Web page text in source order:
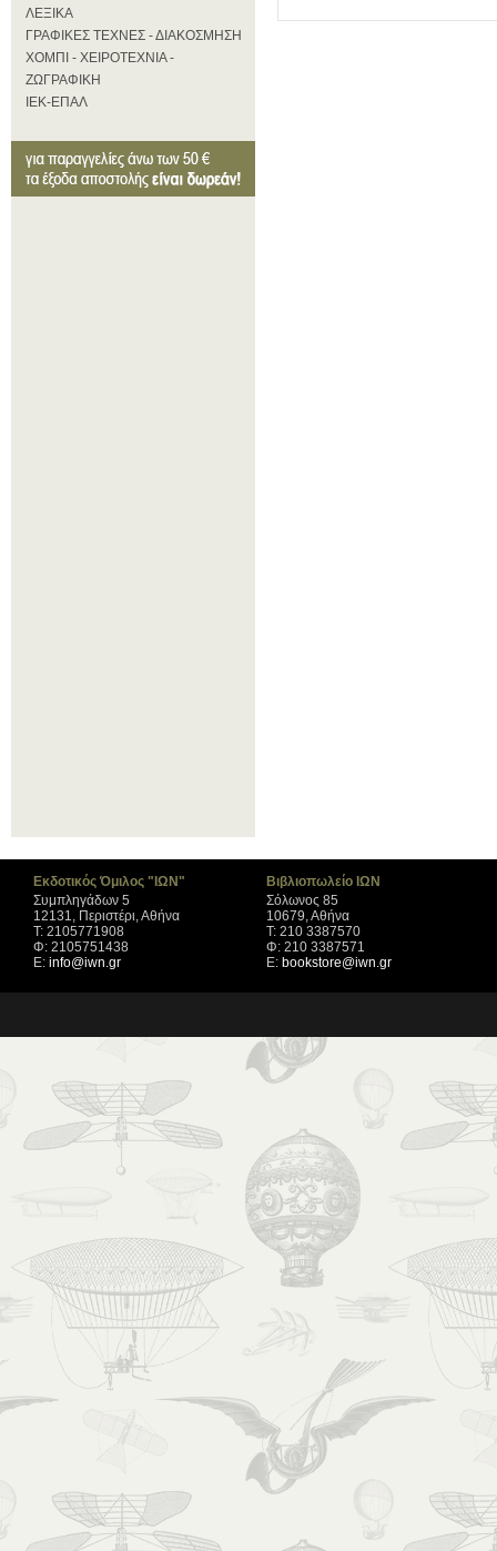
ΛΕΞΙΚΑ
ΓΡΑΦΙΚΕΣ ΤΕΧΝΕΣ - ΔΙΑΚΟΣΜΗΣΗ
ΧΟΜΠΙ - ΧΕΙΡΟΤΕΧΝΙΑ -
ΖΩΓΡΑΦΙΚΗ
ΙΕΚ-ΕΠΑΛ
Εκδοτικός Όμιλος "ΙΩΝ"
Συμπληγάδων 5
12131, Περιστέρι, Αθήνα
Τ: 2105771908
Φ: 2105751438
Ε: info@iwn.gr
Βιβλιοπωλείο ΙΩΝ
Σόλωνος 85
10679, Αθήνα
Τ: 210 3387570
Φ: 210 3387571
Ε: bookstore@iwn.gr